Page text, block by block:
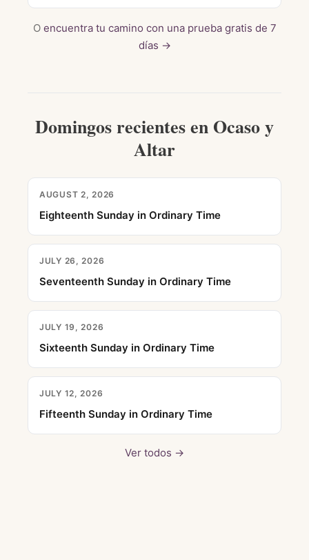
O encuentra tu camino con una prueba gratis de 7
días →
Domingos recientes en Ocaso y
Altar
AUGUST 2, 2026
Eighteenth Sunday in Ordinary Time
JULY 26, 2026
Seventeenth Sunday in Ordinary Time
JULY 19, 2026
Sixteenth Sunday in Ordinary Time
JULY 12, 2026
Fifteenth Sunday in Ordinary Time
Ver todos →